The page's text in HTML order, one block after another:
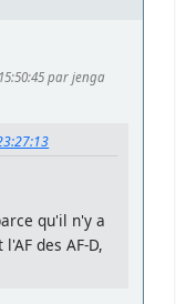
par jenga
qu'il n'y a
des AF-D,